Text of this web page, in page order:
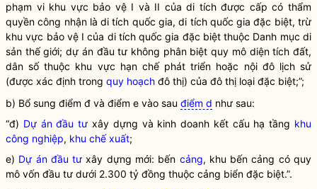
phạm vi khu vực bảo vệ I và II của di tích được cấp có thẩm
quyền công nhận là di tích quốc gia, di tích quốc gia đặc biệt, trừ
khu vực bảo vệ I của di tíchquốc gia đặc biệt thuộc Danh mục di
sản thế giới;dự án đầu tư không phân biệt quy mô diện tích đất,
dân số thuộc khu vực hạn chế phát triển hoặc nội đô lịch sử
(được xác định trong quy hoạch đô thị) của đô thị loại đặc biệt;”;
b) Bổ sung điểm đ và điểm e vào sau điểm d như sau:
“đ) Dự án đầu tư xây dựng và kinh doanh kết cấu hạ tầng khu
công nghiệp, khu chế xuất;
e) Dự án đầu tư xây dựng mới: bến cảng, khu bếncảng có quy
mô vốn đầu tư dưới 2.300 tỷ đồng thuộc cảng biển đặc biệt.”.